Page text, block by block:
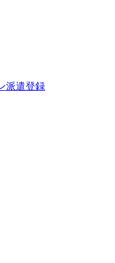
派遣登録